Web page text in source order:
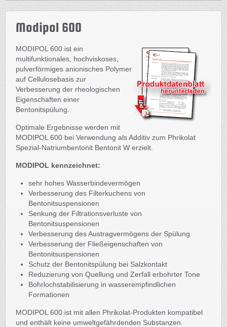
Modipol 600
MODIPOL 600 ist ein
multifunktionales, hochviskoses,
pulverförmiges anionisches Polymer
auf Cellulosebasis zur
Verbesserung der rheologischen
Eigenschaften einer
Bentonitspülung.
Optimale Ergebnisse werden mit
MODIPOL 600 bei Verwendung als Additiv zum Phrikolat
Spezial-Natriumbentonit Bentonit W erzielt.
MODIPOL kennzeichnet:
sehr hohes Wasserbindevermögen
Verbesserung des Filterkuchens von
Bentonitsuspensionen
Senkung der Filtrationsverluste von
Bentonitsuspensionen
Verbesserung des Austragvermögens der Spülung
Verbesserung der Fließeigenschaften von
Bentonitsuspensionen
Schutz der Bentonitspülung bei Salzkontakt
Reduzierung von Quellung und Zerfall erbohrter Tone
Bohrlochstabilisierung in wasserempfindlichen
Formationen
MODIPOL 600 ist mit allen Phrikolat-Produkten kompatibel
und enthält keine umweltgefährdenden Substanzen.